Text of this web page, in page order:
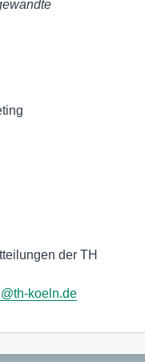
der TH
koeln.de